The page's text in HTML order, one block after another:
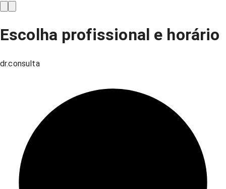
Escolha profissional e horário
dr.consulta